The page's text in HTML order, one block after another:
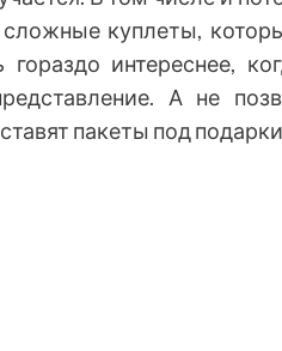
сложные куплеты,
гораздо интереснее,
А не
пакеты под